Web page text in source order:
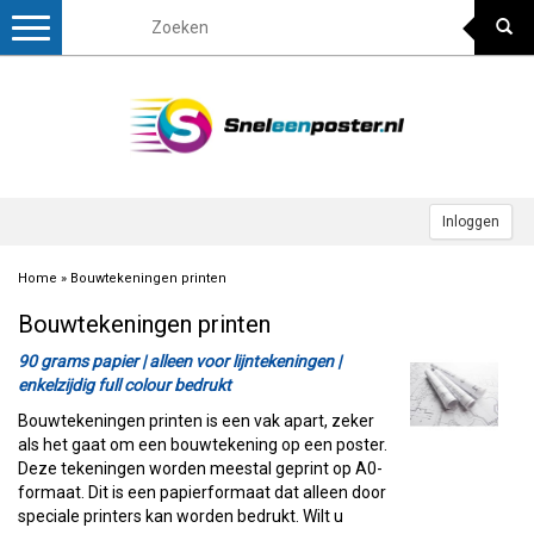
Inloggen
Toggle
Home » Bouwtekeningen printen
Bouwtekeningen printen
90 grams papier | alleen voor lijntekeningen |
enkelzijdig full colour bedrukt
Bouwtekeningen printen is een vak apart, zeker
als het gaat om een bouwtekening op een poster.
Deze tekeningen worden meestal geprint op A0-
formaat. Dit is een papierformaat dat alleen door
speciale printers kan worden bedrukt. Wilt u